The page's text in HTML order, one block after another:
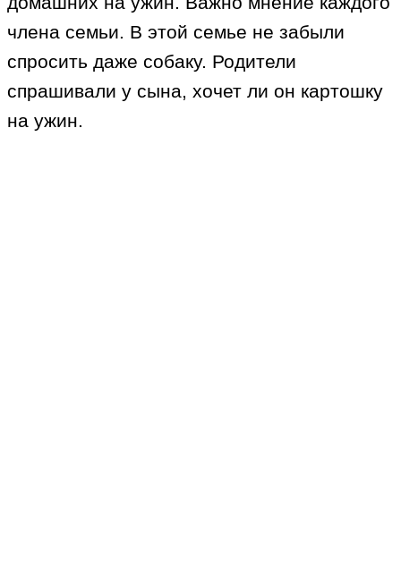
члена семьи. В этой семье не забыли
спросить даже собаку. Родители
спрашивали у сына, хочет ли он картошку
на ужин.